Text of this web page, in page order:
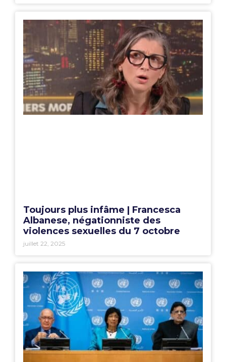
Toujours plus infâme | Francesca
Albanese, négationniste des
violences sexuelles du 7 octobre
juillet 22, 2025